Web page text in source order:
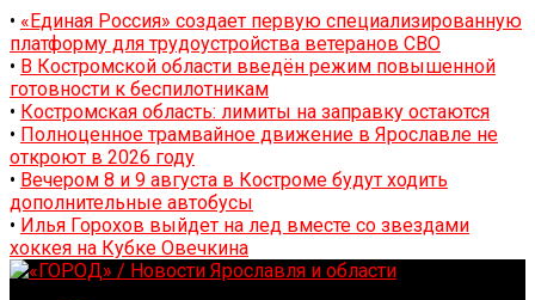
• «Единая Россия» создает первую специализированную
платформу для трудоустройства ветеранов СВО
• В Костромской области введён режим повышенной
готовности к беспилотникам
• Костромская область: лимиты на заправку остаются
• Полноценное трамвайное движение в Ярославле не
откроют в 2026 году
• Вечером 8 и 9 августа в Костроме будут ходить
дополнительные автобусы
• Илья Горохов выйдет на лед вместе со звездами
хоккея на Кубке Овечкина